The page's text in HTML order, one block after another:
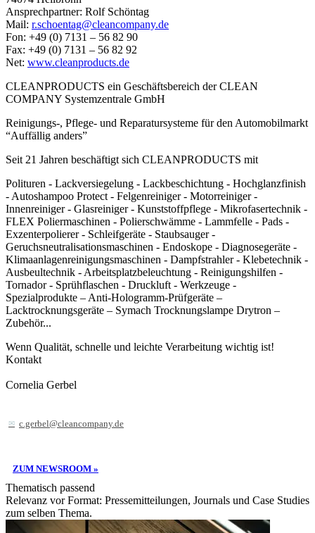
Ansprechpartner: Rolf Schöntag
Mail: r.schoentag@cleancompany.de
Fon: +49 (0) 7131 – 56 82 90
Fax: +49 (0) 7131 – 56 82 92
Net: www.cleanproducts.de
CLEANPRODUCTS ein Geschäftsbereich der CLEAN
COMPANY Systemzentrale GmbH
Reinigungs-, Pflege- und Reparatursysteme für den Automobilmarkt
“Auffällig anders”
Seit 21 Jahren beschäftigt sich CLEANPRODUCTS mit
Polituren - Lackversiegelung - Lackbeschichtung - Hochglanzfinish
- Autoshampoo Protect - Felgenreiniger - Motorreiniger -
Innenreiniger - Glasreiniger - Kunststoffpflege - Mikrofasertechnik -
FLEX Poliermaschinen - Polierschwämme - Lammfelle - Pads -
Exzenterpolierer - Schleifgeräte - Staubsauger -
Geruchsneutralisationsmaschinen - Endoskope - Diagnosegeräte -
Klimaanlagenreinigungsmaschinen - Dampfstrahler - Klebetechnik -
Ausbeultechnik - Arbeitsplatzbeleuchtung - Reinigungshilfen -
Tornador - Sprühflaschen - Druckluft - Werkzeuge -
Spezialprodukte – Anti-Hologramm-Prüfgeräte –
Lacktrocknungsgeräte – Symach Trocknungslampe Drytron –
Zubehör...
Wenn Qualität, schnelle und leichte Verarbeitung wichtig ist!
Kontakt
Cornelia Gerbel
c.gerbel@cleancompany.de
ZUM NEWSROOM »
Thematisch passend
Relevanz vor Format: Pressemitteilungen, Journals und Case Studies
zum selben Thema.